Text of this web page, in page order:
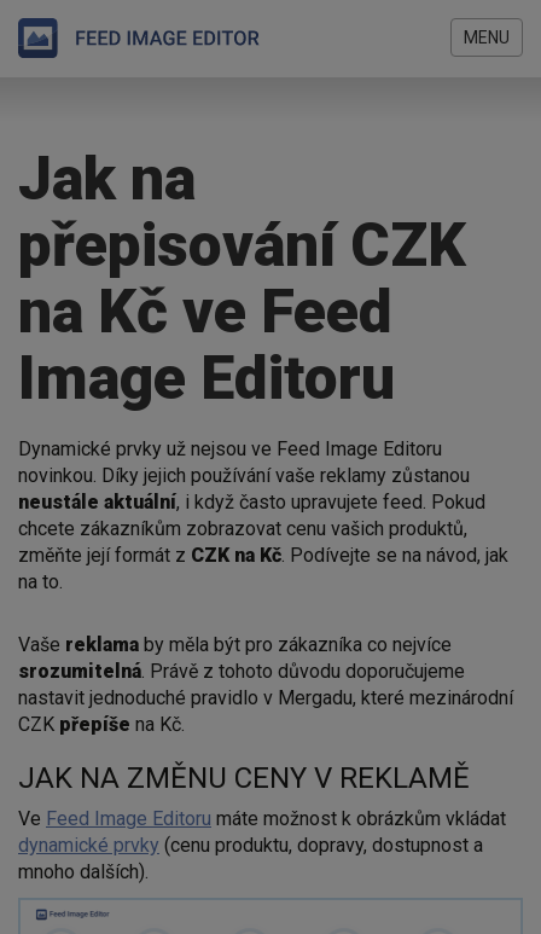
obsahu
MENU
Jak na
přepisování CZK
na Kč ve Feed
Image Editoru
Dynamické prvky už nejsou ve Feed Image Editoru
novinkou. Díky jejich používání vaše reklamy zůstanou
neustále aktuální, i když často upravujete feed. Pokud
chcete zákazníkům zobrazovat cenu vašich produktů,
změňte její formát z CZK na Kč. Podívejte se na návod, jak
na to.
Vaše reklama by měla být pro zákazníka co nejvíce
srozumitelná. Právě z tohoto důvodu doporučujeme
nastavit jednoduché pravidlo v Mergadu, které mezinárodní
CZK přepíše na Kč.
JAK NA ZMĚNU CENY V REKLAMĚ
Ve Feed Image Editoru máte možnost k obrázkům vkládat
dynamické prvky (cenu produktu, dopravy, dostupnost a
mnoho dalších).